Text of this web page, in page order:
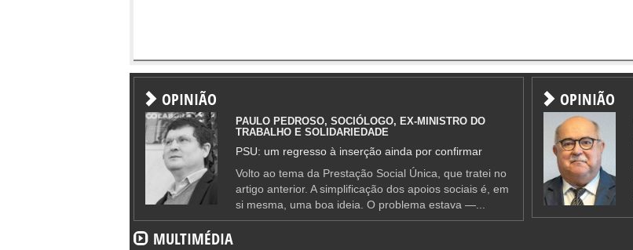
OPINIÃO
PAULO PEDROSO, SOCIÓLOGO, EX-MINISTRO DO
TRABALHO E SOLIDARIEDADE
PSU: um regresso à inserção ainda por confirmar
Volto ao tema da Prestação Social Única, que tratei no
artigo anterior. A simplificação dos apoios sociais é, em
si mesma, uma boa ideia. O problema estava —...
OPINIÃO
MULTIMÉDIA